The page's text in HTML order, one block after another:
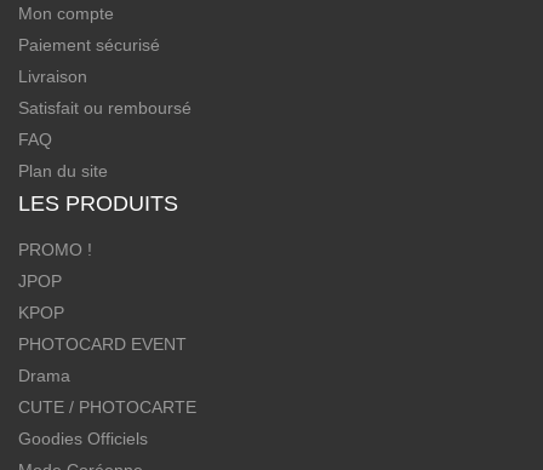
Mon compte
Paiement sécurisé
Livraison
Satisfait ou remboursé
FAQ
Plan du site
LES PRODUITS
PROMO !
JPOP
KPOP
PHOTOCARD EVENT
Drama
CUTE / PHOTOCARTE
Goodies Officiels